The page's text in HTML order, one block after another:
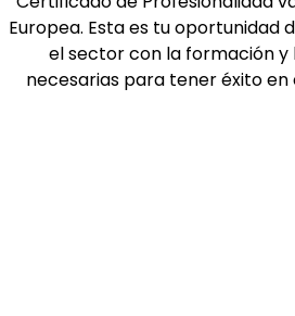
Europea. Esta es tu oportunidad
el sector con la formación y
necesarias para tener éxito